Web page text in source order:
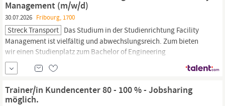
Tätigkeit alsFinanzbuchhalter?
Management (m/w/d)
30.07.2026 Fribourg, 1700
Streck Transport Das Studium in der Studienrichtung Facility
Management ist vielfältig und abwechslungsreich. Zum bieten
wir einen Studienplatz zum Bachelor of Engineering
Wirtschaftsingenieurwesen – Facility Management (m/w/d) in
unserer Niederlassung
an. Was bringst Du mit: Gutes
Abitur oder Fachhochschulreife (mit bestandenem
Trainer/in Kundencenter 80 - 100 % - Jobsharing
möglich.